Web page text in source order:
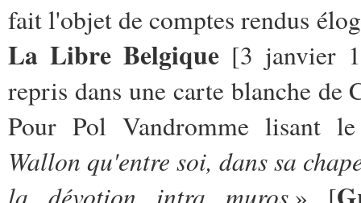
fait l'objet de comptes rendus
La Libre Belgique [3 janvier
repris dans une carte blanche de
Pour Pol Vandromme lisant
Wallon qu'entre soi, dans sa
la dévotion intra muros